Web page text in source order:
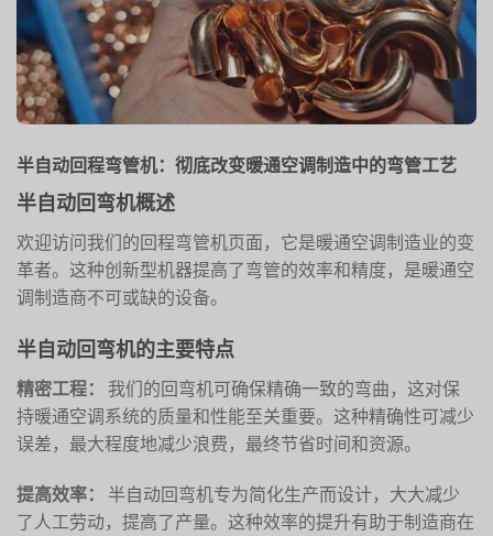
半自动回程弯管机：彻底改变暖通空调制造中的弯管工艺
半自动回弯机概述
欢迎访问我们的回程弯管机页面，它是暖通空调制造业的变
革者。这种创新型机器提高了弯管的效率和精度，是暖通空
调制造商不可或缺的设备。
半自动回弯机的主要特点
精密工程：
我们的回弯机可确保精确一致的弯曲，这对保
持暖通空调系统的质量和性能至关重要。这种精确性可减少
误差，最大程度地减少浪费，最终节省时间和资源。
提高效率：
半自动回弯机专为简化生产而设计，大大减少
了人工劳动，提高了产量。这种效率的提升有助于制造商在